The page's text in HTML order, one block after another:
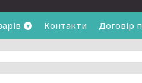
Контакти Договір